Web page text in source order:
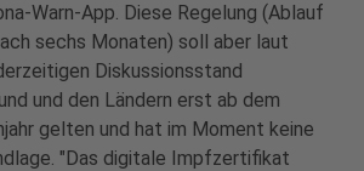
Warn-App. Diese Regelung (Ablauf
sechs Monaten) soll aber laut
Diskussionsstand
und den Ländern erst ab dem
gelten und hat im Moment keine
"Das digitale Impfzertifikat